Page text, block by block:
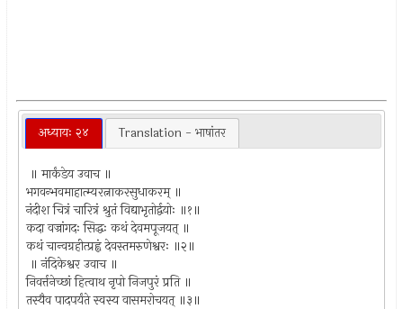
अध्यायः २४ Translation - भाषांतर
॥ मार्कंडेय उवाच ॥
भगवन्भवमाहात्म्यरत्नाकरसुधाकरम् ॥
नंदीश चित्रं चारित्रं श्रुतं विद्याभृतोर्द्वयोः ॥१॥
कदा वज्रांगदः सिद्धः कथं देवमपूजयत् ॥
कथं चान्वग्रहीत्प्रह्वं देवस्तमरुणेश्वरः ॥२॥
॥ नंदिकेश्वर उवाच ॥
निवर्त्तनेच्छां हित्वाथ नृपो निजपुरं प्रति ॥
तस्यैव पादपर्यंते स्वस्य वासमरोचयत् ॥३॥